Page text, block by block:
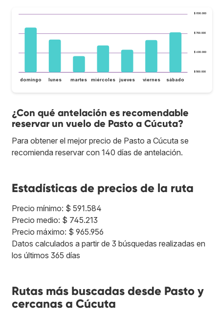
$ 500.000
$ 600.000
$ 700.000
$ 800.000
domingo lunes martes miércoles jueves viernes sábado
¿Con qué antelación es recomendable
reservar un vuelo de Pasto a Cúcuta?
Para obtener el mejor precio de Pasto a Cúcuta se
recomienda reservar con 140 días de antelación.
Estadísticas de precios de la ruta
Precio mínimo: $ 591.584
Precio medio: $ 745.213
Precio máximo: $ 965.956
Datos calculados a partir de 3 búsquedas realizadas en
los últimos 365 días
Rutas más buscadas desde Pasto y
cercanas a Cúcuta